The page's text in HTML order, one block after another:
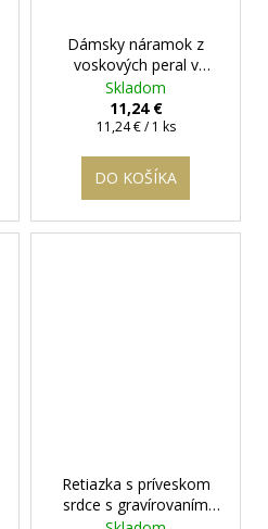
Dámsky náramok z
voskových peral v
modrej farbe - 8 mm -
NAR8799 + darčeková
krabička zadarmo
Skladom
11,24 €
Jednotková
11,24 € / 1 ks
DO KOŠÍKA
Retiazka s príveskom
srdce s gravírovaním
nápisom pravá láska